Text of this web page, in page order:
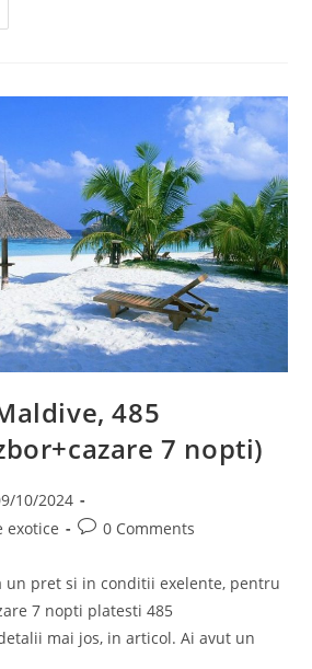
pers
485
7 nopti)
10/2024
exotice
Post0 Comments
un pret si in conditii exelente, pentru
7 nopti platesti 485
mai jos, in articol. Ai avut un